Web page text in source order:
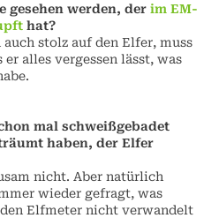
gesehen werden, derim EM-
hat?
stolz auf den Elfer, muss
er alles vergessen lässt, was
mal schweißgebadet
haben, der Elfer
nicht. Aber natürlich
wieder gefragt, was
Elfmeter nicht verwandelt